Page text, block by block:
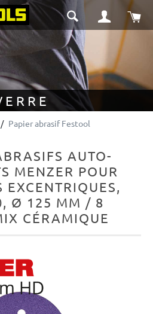
Papier abrasif Festool
AUTO-
MENZER POUR
EXCENTRIQUES,
Ø 125 MM / 8
CÉRAMIQUE